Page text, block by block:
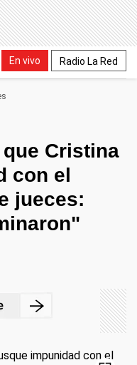
En vivo Radio La Red
Cristina
con el
jueces: